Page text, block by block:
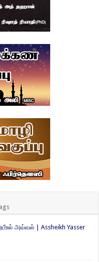
அவ்வல் | Assheikh Yasser